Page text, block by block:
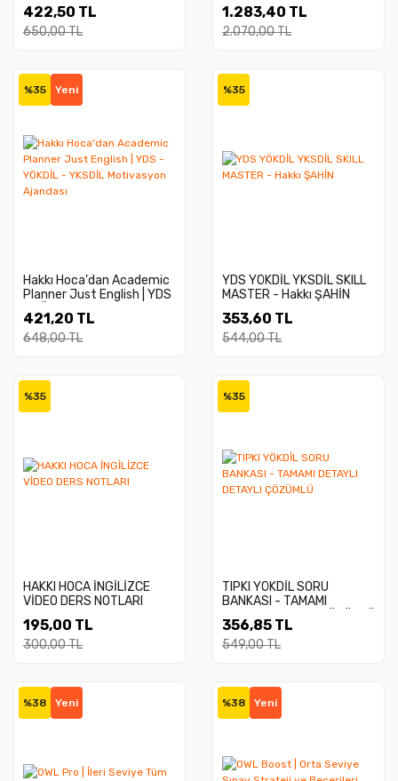
422,50 TL
650,00 TL
1.283,40 TL
2.070,00 TL
%35 Yeni
Hakkı Hoca'dan Academic
Planner Just English | YDS
Motivasyon Ajandası
421,20 TL
648,00 TL
%35
YDS YÖKDİL YKSDİL SKILL
MASTER - Hakkı ŞAHİN
353,60 TL
544,00 TL
%35
HAKKI HOCA İNGİLİZCE
VİDEO DERS NOTLARI
195,00 TL
300,00 TL
%35
TIPKI YÖKDİL SORU
BANKASI - TAMAMI
356,85 TL
549,00 TL
%38 Yeni %38 Yeni